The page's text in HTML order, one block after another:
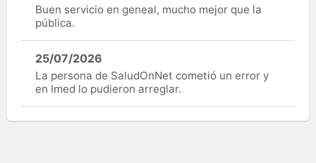
Buen servicio en geneal, mucho mejor que la
pública.
25/07/2026
La persona de SaludOnNet cometió un error y
en Imed lo pudieron arreglar.